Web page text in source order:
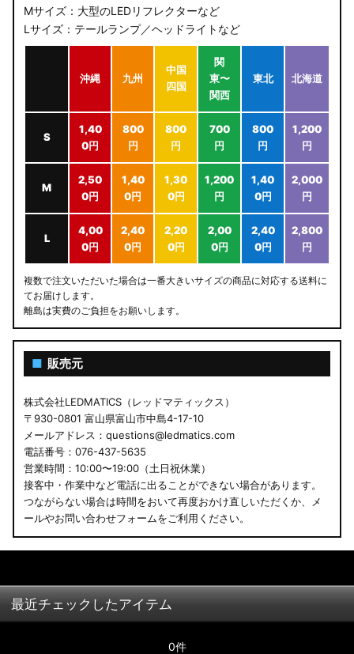
Mサイズ：大型のLEDリフレクターなど
Lサイズ：テールランプ／ヘッドライトなど
沖縄 九州
中国
四国
関
東〜
関西
東北 北海道
S
1,40
0円
800
円
800
円
700
円
800
円
1,200
円
M
2,50
0円
1,40
0円
1,30
0円
1,200
円
1,40
0円
2,000
円
L
4,00
0円
2,40
0円
2,20
0円
2,00
0円
2,40
0円
2,800
円
複数で注文いただいた場合は一番大きいサイズの商品に対応する送料に
てお届けします。
離島は実費のご負担をお願いします。
■ 販売元
株式会社LEDMATICS（レッドマティックス）
〒930-0801 富山県富山市中島4-17-10
メールアドレス：questions@ledmatics.com
電話番号：076-437-5635
営業時間：10:00〜19:00（土日祝休業）
接客中・作業中など電話に出ることができない場合があります。
つながらない場合は時間をおいて再度おかけ直しいただくか、メ
ールやお問い合わせフォームをご利用ください。
最近チェックしたアイテム
0件